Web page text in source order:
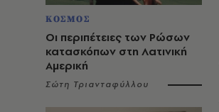
ΚΟΣΜΟΣ
Οι περιπέτειες των Ρώσων
κατασκόπων στη Λατινική
Αμερική
Σώτη Τριανταφύλλου